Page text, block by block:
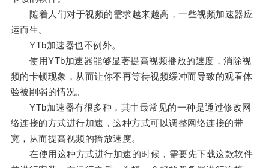
随着人们对于视频的需求越来越高，一些视频加速器应
运而生。
YTb加速器也不例外。
使用YTb加速器能够显著提高视频播放的速度，消除视
频的卡顿现象，从而让你不再等待视频缓冲而导致的观看体
验被削弱的情况。
YTb加速器有很多种，其中最常见的一种是通过修改网
络连接的方式进行加速，这种方式可以调整网络连接的带
宽，从而提高视频的播放速度。
在使用这种方式进行加速的时候，需要先下载这款软件